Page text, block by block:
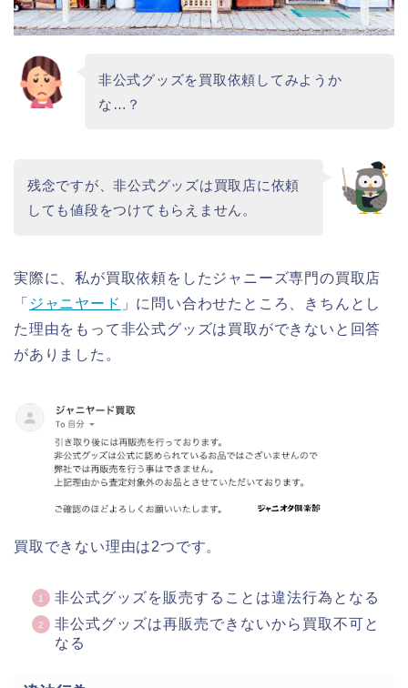
非公式グッズを買取依頼してみようか
な…？
残念ですが、非公式グッズは買取店に依頼
しても値段をつけてもらえません。
実際に、私が買取依頼をしたジャニーズ専門の買取店
「 ジャニヤード 」に問い合わせたところ、きちんとし
た理由をもって非公式グッズは買取ができないと回答
がありました。
買取できない理由は2つです。
非公式グッズを販売することは違法行為となる
非公式グッズは再販売できないから買取不可と
なる